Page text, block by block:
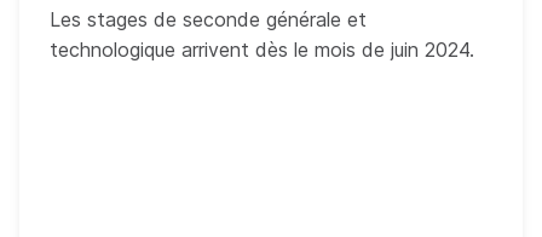
Les stages de seconde générale et
technologique arrivent dès le mois de juin 2024.